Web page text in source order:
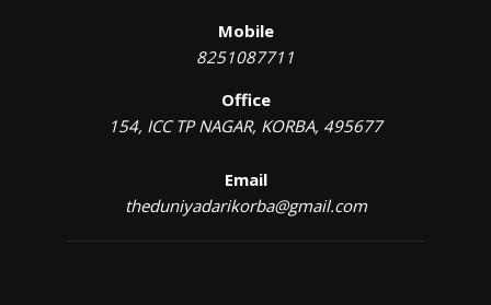
Mobile
8251087711
Office
154, ICC TP NAGAR, KORBA, 495677
Email
theduniyadarikorba@gmail.com